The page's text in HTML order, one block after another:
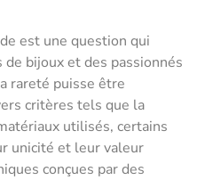
est une question qui
bijoux et des passionnés
rareté puisse être
critères tels que la
utilisés, certains
unicité et leur valeur
conçues par des